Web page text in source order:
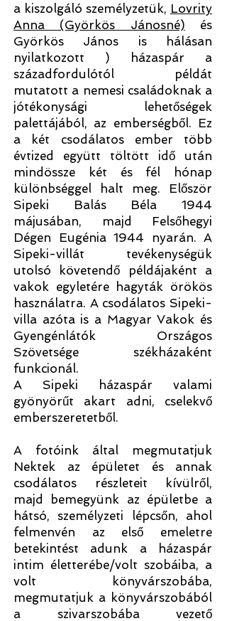
a kiszolgáló személyzetük, Lovrity
Anna (Györkös Jánosné) és
Györkös János is hálásan
nyilatkozott ) házaspár a
századfordulótól példát
mutatott a nemesi családoknak a
jótékonysági lehetőségek
palettájából, az emberségből. Ez
a két csodálatos ember több
évtized együtt töltött idő után
mindössze két és fél hónap
különbséggel halt meg. Először
Sipeki Balás Béla 1944
májusában, majd Felsőhegyi
Dégen Eugénia 1944 nyarán. A
Sipeki-villát tevékenységük
utolsó követendő példájaként a
vakok egyletére hagyták örökös
használatra. A csodálatos Sipeki-
villa azóta is a Magyar Vakok és
Gyengénlátók Országos
Szövetsége székházaként
funkcionál.
A Sipeki házaspár valami
gyönyörűt akart adni, cselekvő
emberszeretetből.
A fotóink által megmutatjuk
Nektek az épületet és annak
csodálatos részleteit kívülről,
majd bemegyünk az épületbe a
hátsó, személyzeti lépcsőn, ahol
felmenvén az első emeletre
betekintést adunk a házaspár
intim életterébe/volt szobáiba, a
volt könyvárszobába,
megmutatjuk a könyvárszobából
a szivarszobába vezető